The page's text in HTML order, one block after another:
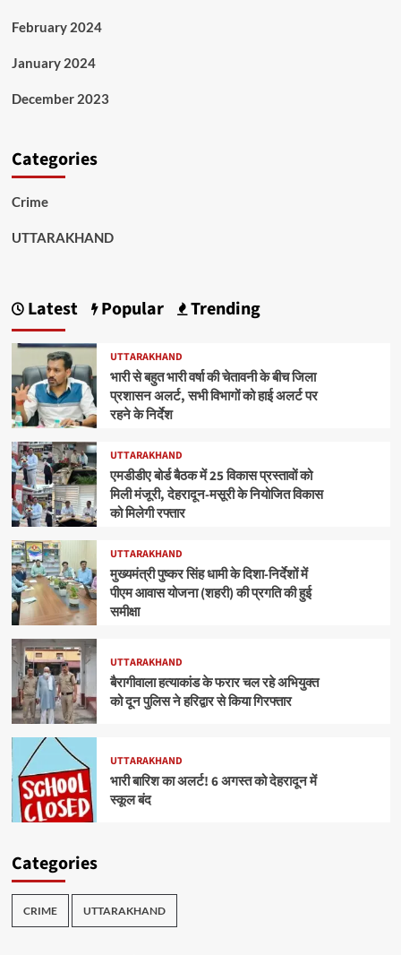
February 2024
January 2024
December 2023
Categories
Crime
UTTARAKHAND
Latest Popular Trending
UTTARAKHAND
भारी से बहुत भारी वर्षा की चेतावनी के बीच जिला
प्रशासन अलर्ट, सभी विभागों को हाई अलर्ट पर
रहने के निर्देश
UTTARAKHAND
एमडीडीए बोर्ड बैठक में 25 विकास प्रस्तावों को
मिली मंजूरी, देहरादून-मसूरी के नियोजित विकास
को मिलेगी रफ्तार
UTTARAKHAND
मुख्यमंत्री पुष्कर सिंह धामी के दिशा-निर्देशों में
पीएम आवास योजना (शहरी) की प्रगति की हुई
समीक्षा
UTTARAKHAND
बैरागीवाला हत्याकांड के फरार चल रहे अभियुक्त
को दून पुलिस ने हरिद्वार से किया गिरफ्तार
UTTARAKHAND
भारी बारिश का अलर्ट! 6 अगस्त को देहरादून में
स्कूल बंद
Categories
CRIME UTTARAKHAND